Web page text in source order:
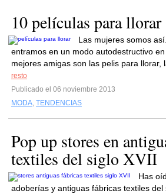
10 películas para llorar
Las mujeres somos
entramos en un modo autodestructivo
mejores amigas son las pelis para llorar,
resto
Publicado el 06 noviembre 2013
MODA, TENDENCIAS
Pop up stores en
textiles del siglo XVII
Has
adoberías y antiguas fábricas textiles